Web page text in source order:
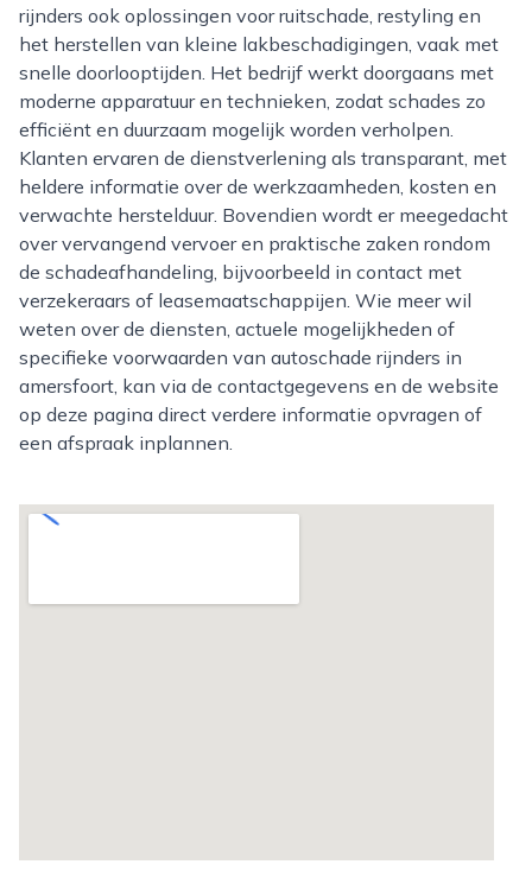
rijnders ook oplossingen voor ruitschade, restyling en
het herstellen van kleine lakbeschadigingen, vaak met
snelle doorlooptijden. Het bedrijf werkt doorgaans met
moderne apparatuur en technieken, zodat schades zo
efficiënt en duurzaam mogelijk worden verholpen.
Klanten ervaren de dienstverlening als transparant, met
heldere informatie over de werkzaamheden, kosten en
verwachte herstelduur. Bovendien wordt er meegedacht
over vervangend vervoer en praktische zaken rondom
de schadeafhandeling, bijvoorbeeld in contact met
verzekeraars of leasemaatschappijen. Wie meer wil
weten over de diensten, actuele mogelijkheden of
specifieke voorwaarden van autoschade rijnders in
amersfoort, kan via de contactgegevens en de website
op deze pagina direct verdere informatie opvragen of
een afspraak inplannen.